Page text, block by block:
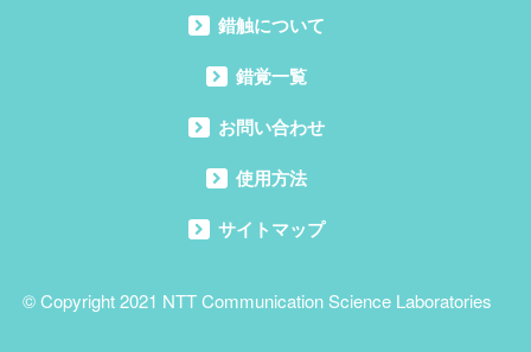
錯触について
錯覚一覧
お問い合わせ
使用方法
サイトマップ
© Copyright 2021 NTT Communication Science Laboratories